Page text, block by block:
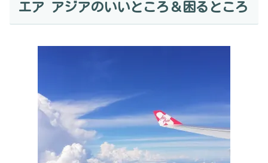
エア アジアのいいところ＆困るところ